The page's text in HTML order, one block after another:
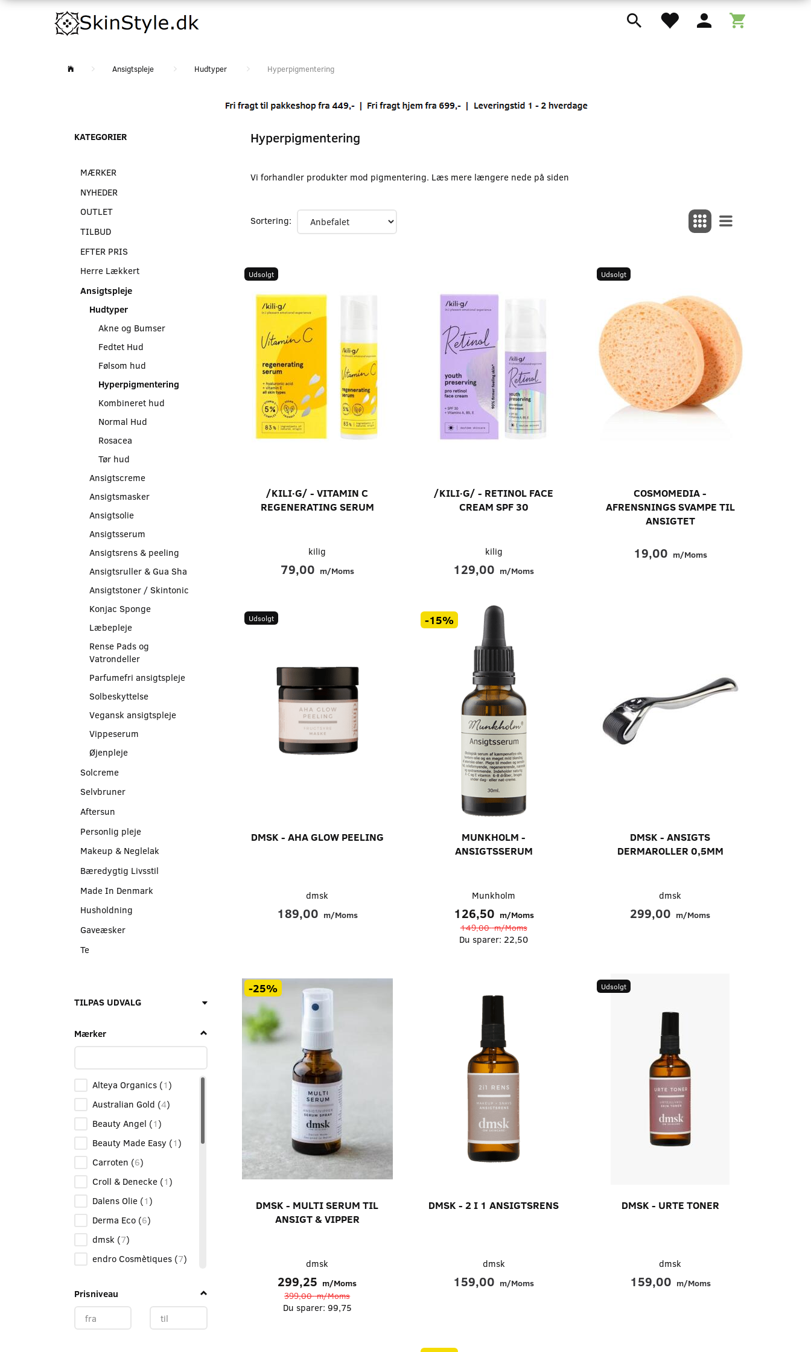
Ansigtspleje Hudtyper Hyperpigmentering
KATEGORIER
MÆRKER
NYHEDER
OUTLET
TILBUD
EFTER PRIS
Herre Lækkert
Ansigtspleje
Hudtyper
Akne og Bumser
Fedtet Hud
Følsom hud
Hyperpigmentering
Kombineret hud
Normal Hud
Rosacea
Tør hud
Ansigtscreme
Ansigtsmasker
Ansigtsolie
Ansigtsserum
Ansigtsrens & peeling
Ansigtsruller & Gua Sha
Ansigtstoner / Skintonic
Konjac Sponge
Læbepleje
Rense Pads og
Vatrondeller
Parfumefri ansigtspleje
Solbeskyttelse
Vegansk ansigtspleje
Vippeserum
Øjenpleje
Solcreme
Selvbruner
Aftersun
Personlig pleje
Makeup & Neglelak
Bæredygtig Livsstil
Made In Denmark
Husholdning
Gaveæsker
Te
TILPAS UDVALG
Mærker
Alteya Organics (1)
Australian Gold (4)
Beauty Angel (1)
Beauty Made Easy (1)
Carroten (6)
Croll & Denecke (1)
Dalens Olie (1)
Derma Eco (6)
dmsk (7)
endro Cosmètiques (7)
kilig(9
Lamazuna
Prisniveau
Hyperpigmentering
Vi forhandler produkter mod pigmentering. Læs mere længere nede på siden
Sortering:
Udsolgt
/KILI∙G/ - VITAMIN C
REGENERATING SERUM
kilig
79,00 m/Moms
/KILI∙G/ - RETINOL FACE
CREAM SPF 30
kilig
129,00 m/Moms
Udsolgt
COSMOMEDIA -
AFRENSNINGS SVAMPE TIL
ANSIGTET
19,00 m/Moms
Udsolgt
DMSK - AHA GLOW PEELING
dmsk
189,00 m/Moms
-15%
MUNKHOLM -
ANSIGTSSERUM
Munkholm
126,50 m/Moms
149,00m/Moms
Du sparer: 22,50
DMSK - ANSIGTS
DERMAROLLER 0,5MM
dmsk
299,00 m/Moms
-25%
DMSK - MULTI SERUM TIL
ANSIGT & VIPPER
dmsk
299,25 m/Moms
399,00m/Moms
Du sparer: 99,75
DMSK - 2 I 1 ANSIGTSRENS
dmsk
159,00 m/Moms
Udsolgt
DMSK - URTE TONER
dmsk
159,00 m/Moms